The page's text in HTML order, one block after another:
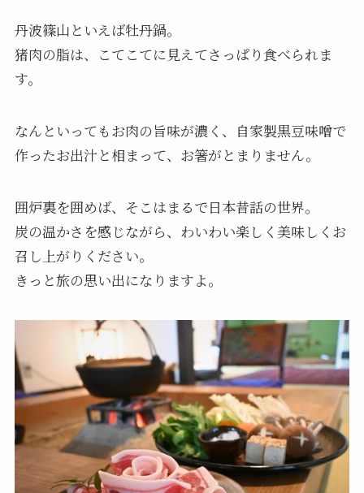
丹波篠山といえば牡丹鍋。
猪肉の脂は、こてこてに見えてさっぱり食べられま
す。
なんといってもお肉の旨味が濃く、自家製黒豆味噌で
作ったお出汁と相まって、お箸がとまりません。
囲炉裏を囲めば、そこはまるで日本昔話の世界。
炭の温かさを感じながら、わいわい楽しく美味しくお
召し上がりください。
きっと旅の思い出になりますよ。